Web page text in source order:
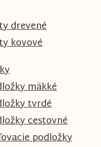
drevené
kovové
mäkké
tvrdé
cestovné
podložky